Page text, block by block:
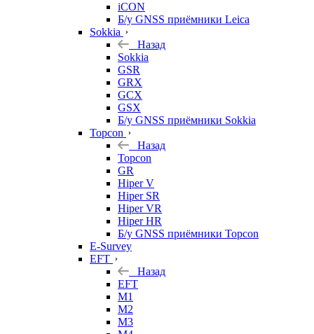
iCON
Б/у GNSS приёмники Leica
Sokkia
Назад
Sokkia
GSR
GRX
GCX
GSX
Б/у GNSS приёмники Sokkia
Topcon
Назад
Topcon
GR
Hiper V
Hiper SR
Hiper VR
Hiper HR
Б/у GNSS приёмники Topcon
E-Survey
EFT
Назад
EFT
M1
M2
M3